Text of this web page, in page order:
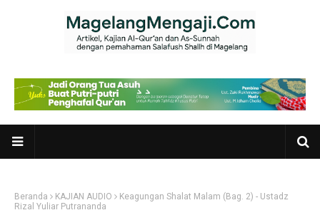
Beranda KAJIAN AUDIO
Keagungan Shalat Malam (Bag. 2) - Ustadz
Rizal Yuliar Putrananda